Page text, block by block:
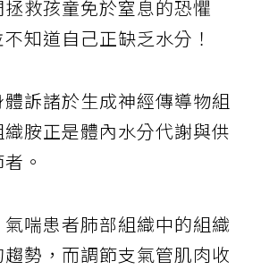
救孩童免於窒息的恐懼
知道自己正缺乏水分！
訴諸於生成神經傳導物組
胺正是體內水分代謝與供
。
喘患者肺部組織中的組織
勢，而調節支氣管肌肉收